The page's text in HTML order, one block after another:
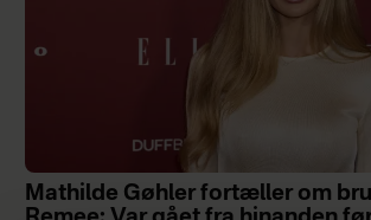
Mathilde Gøhler fortæller om